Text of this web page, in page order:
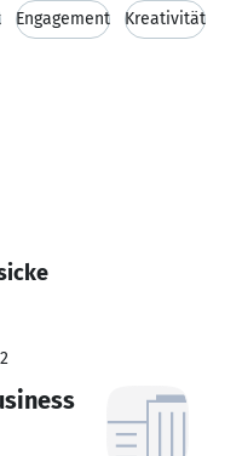
Engagement Kreativität